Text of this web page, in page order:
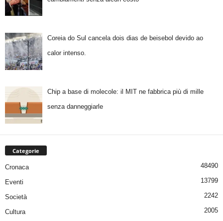
Coreia do Sul cancela dois dias de beisebol devido ao
calor intenso.
Chip a base di molecole: il MIT ne fabbrica più di mille
senza danneggiarle
Categorie
Cronaca 48490
Eventi 13799
Società 2242
Cultura 2005